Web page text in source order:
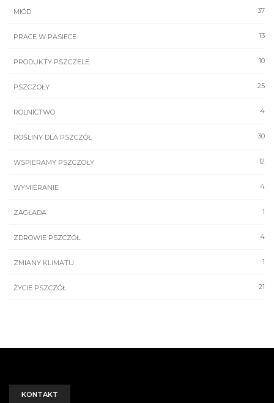
37
MIÓD
13
PRACE W PASIECE
10
PRODUKTY PSZCZELE
25
PSZCZOŁY
4
ROLNICTWO
30
ROŚLINY DLA PSZCZÓŁ
12
WSPIERAMY PSZCZOŁY
4
WYMIERANIE
1
ZAGŁADA
4
ZDROWIE PSZCZÓŁ
1
ZMIANY KLIMATU
21
ŻYCIE PSZCZÓŁ
KONTAKT